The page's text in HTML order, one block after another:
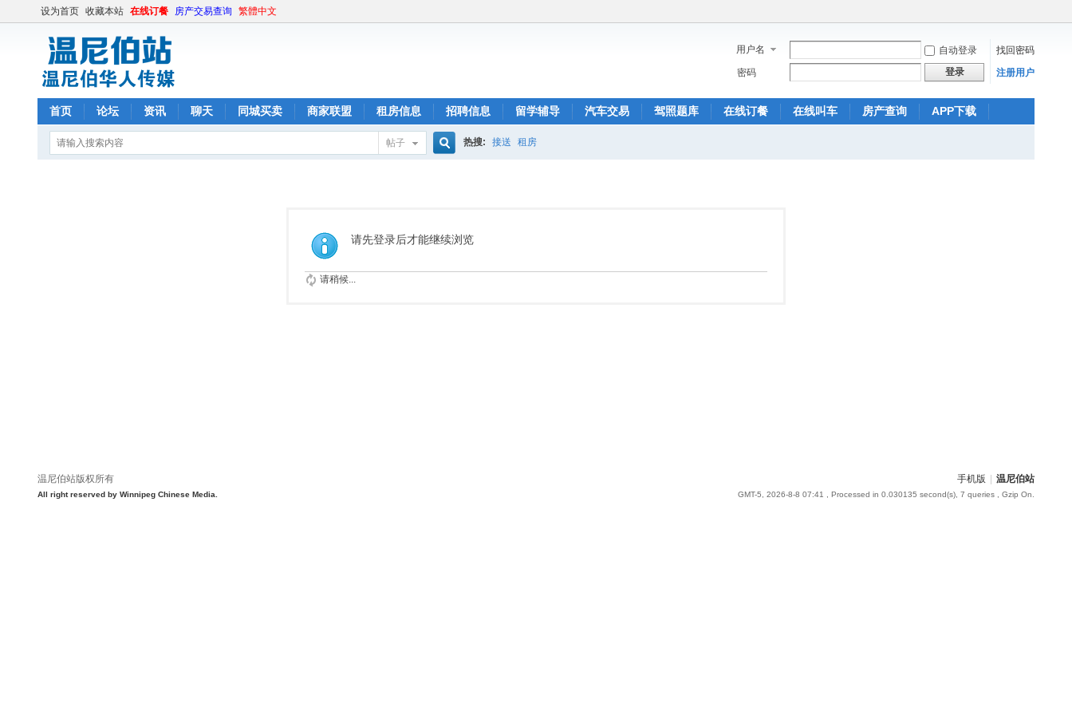
设为首页 收藏本站 在线订餐 房产交易查询 繁體中文
用户名 自动登录
找回密码
密码
登录 注册用户
首页 论坛 资讯 聊天 同城买卖 商家联盟 租房信息 招聘信息 留学辅导 汽车交易 驾照题库 在线订餐 在线叫车 房产查询 APP下载
帖子
索
热搜: 接送 租房
请先登录后才能继续浏览
请稍候...
手机版 温尼伯站
GMT-5, 2026-8-8 07:41 , Processed in 0.030135 second(s), 7 queries , Gzip On.
温尼伯站版权所有
All right reserved by Winnipeg Chinese Media.